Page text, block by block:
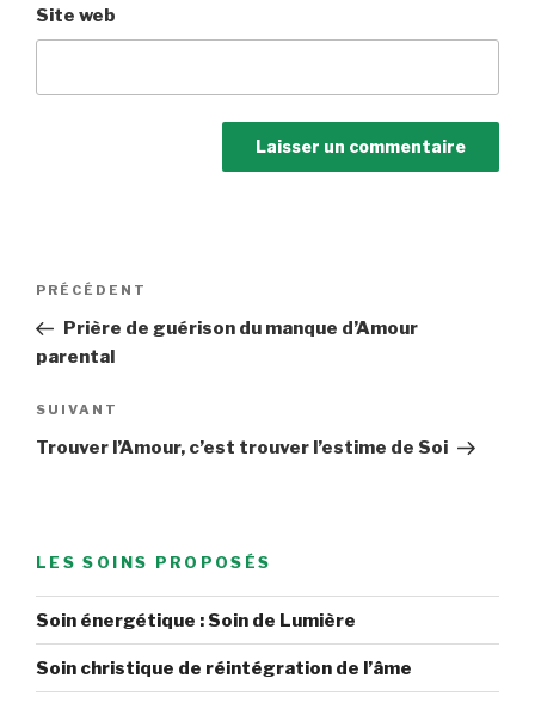
Site web
Navigation
l’article
Article
précédent
PRÉCÉDENT
Prière de guérison du manque d’Amour
parental
Article
suivant
SUIVANT
Trouver l’Amour, c’est trouver l’estime de Soi
LES SOINS PROPOSÉS
Soin énergétique : Soin de Lumière
Soin christique de réintégration de l’âme